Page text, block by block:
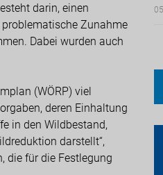
darin, einen
Zunahme
Dabei wurden auch
(WÖRP) viel
deren Einhaltung
in den Wildbestand,
darstellt“,
die für die Festlegung